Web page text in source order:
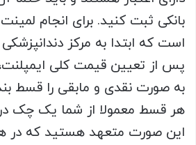
بانکی ثبت کنید. برای انجام
است که ابتدا به مرکز
پس از تعیین قیمت کلی
به صورت نقدی و مابقی را قسط
هر قسط معمولا از شما یک چک
این صورت متعهد هستید که در